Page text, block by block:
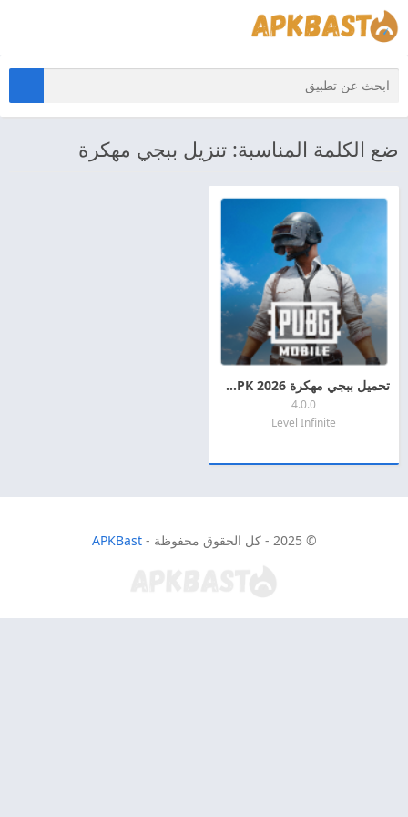
ضع الكلمة المناسبة: تنزيل ببجي مهكرة
تحميل ببجي مهكرة 2026 PUBG MOBILE MOD APK اخر اصدار للأندرويد
4.0.0
Level Infinite
© 2025 - كل الحقوق محفوظة - APKBast